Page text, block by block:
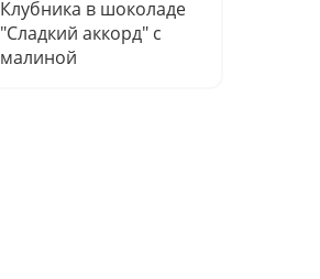
Клубника в шоколаде
"Сладкий аккорд" с
малиной